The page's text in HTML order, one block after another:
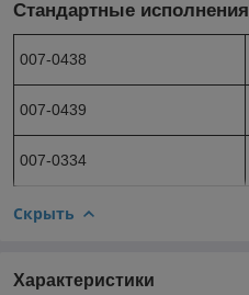
Стандартные исполнения
007-0438
007-0439
007-0334
Скрыть
Характеристики